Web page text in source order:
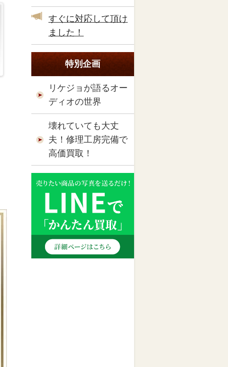
すぐに対応して頂け
ました！
特別企画
リケジョが語るオー
ディオの世界
壊れていても大丈
夫！修理工房完備で
高価買取！